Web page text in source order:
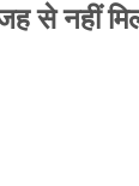
से नहीं